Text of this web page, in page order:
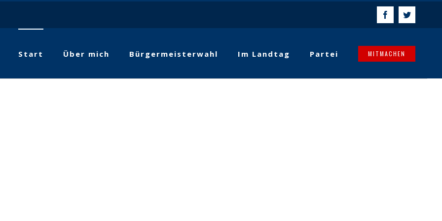
FacebookTwitter
Start Über mich Bürgermeisterwahl Im Landtag Partei MITMACHEN